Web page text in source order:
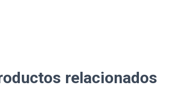
relacionados